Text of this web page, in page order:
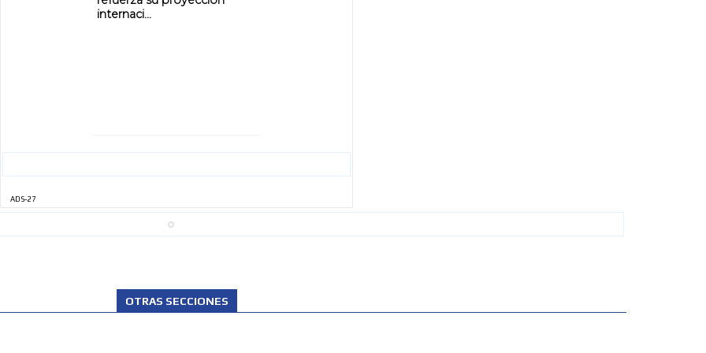
internaci...
ADS-27
OTRAS SECCIONES